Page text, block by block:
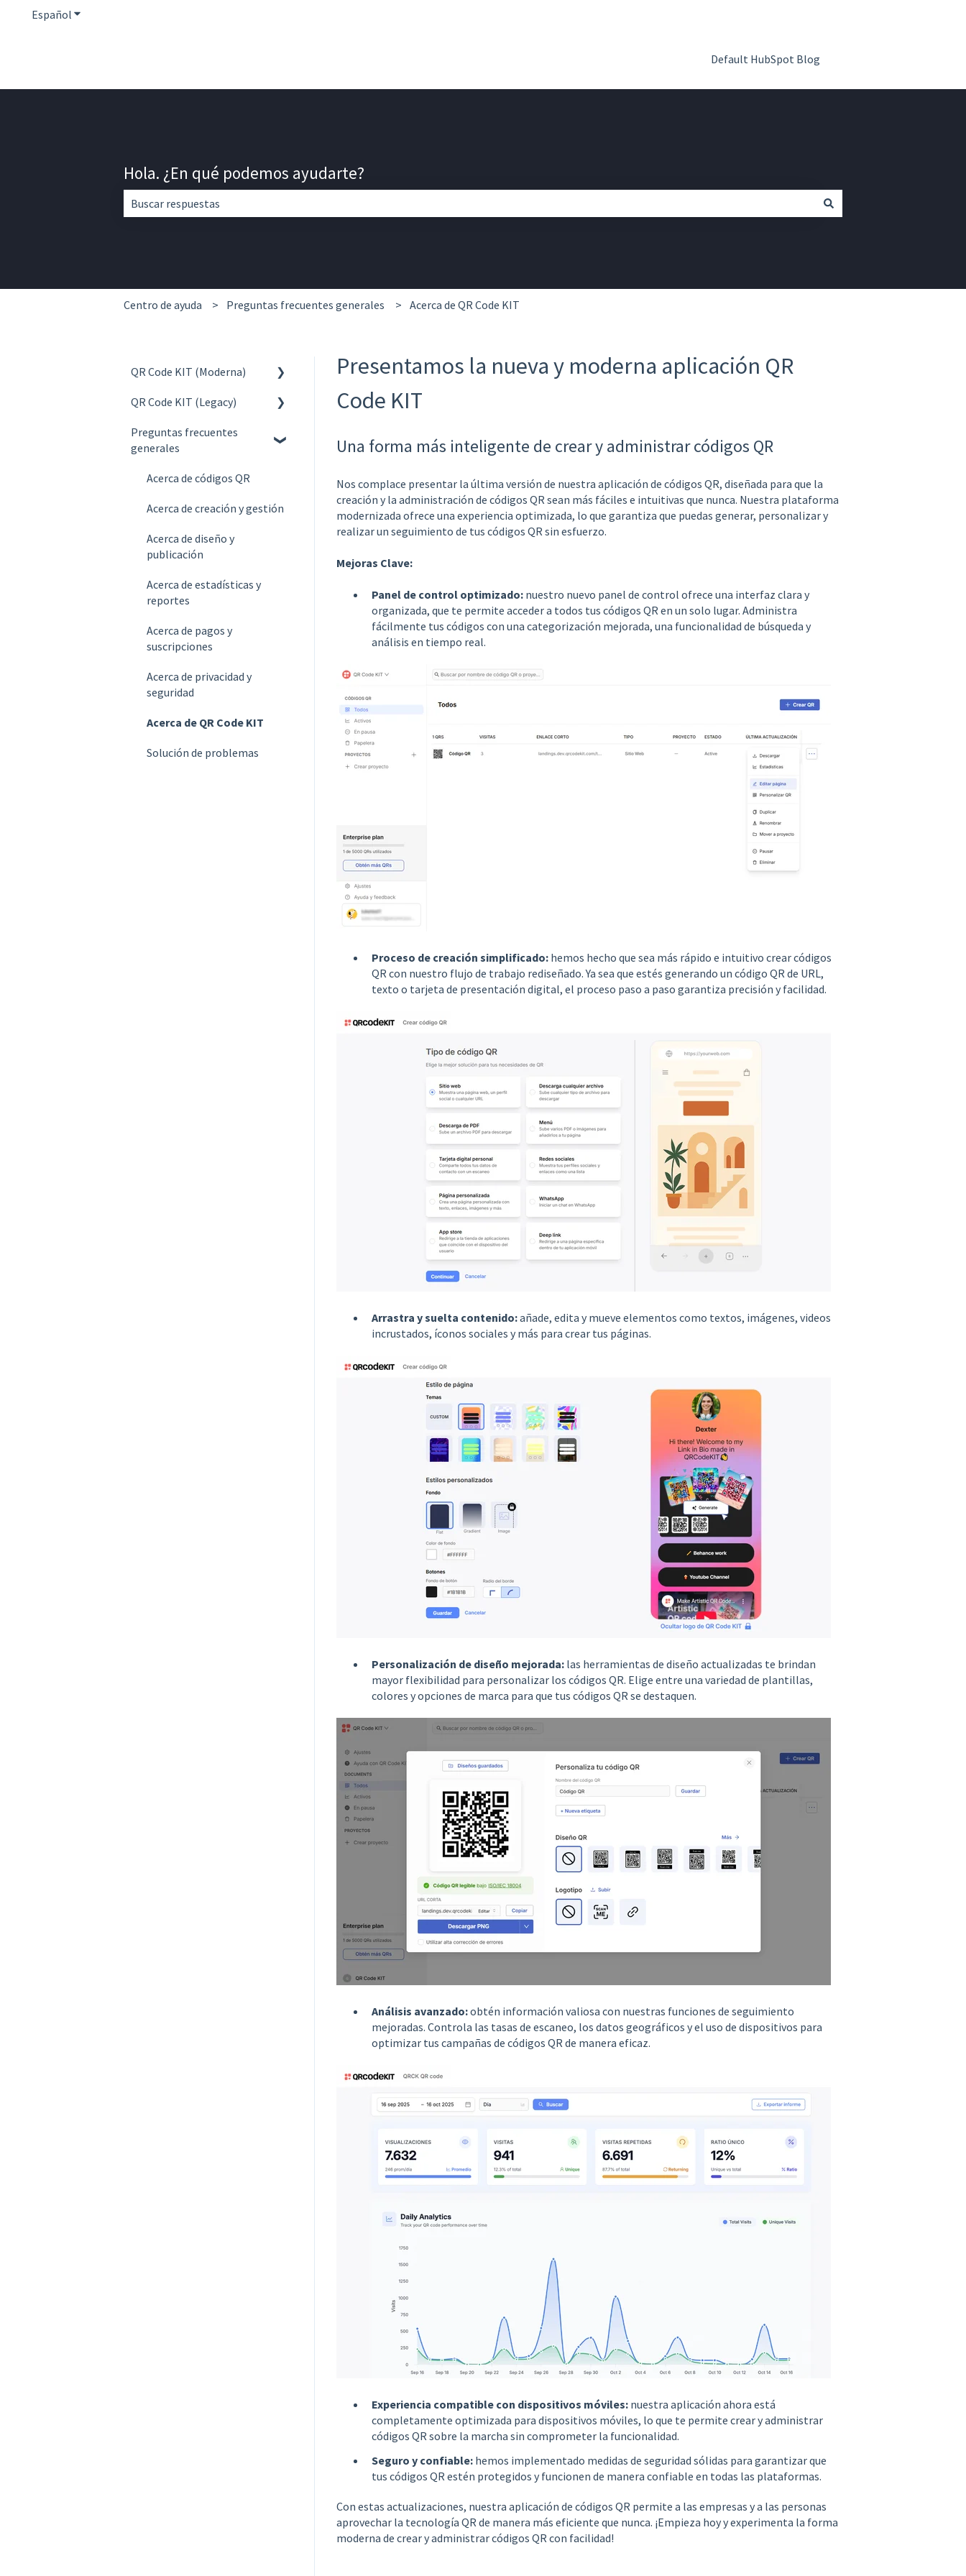
Español Traducciones de Mostrar submenú de
Default HubSpot Blog
Hola. ¿En qué podemos ayudarte?
Centro de ayuda Preguntas frecuentes generales Acerca de QR Code KIT
Presentamos la nueva y moderna aplicación QR
Code KIT
Una forma más inteligente de crear y administrar códigos QR
Nos complace presentar la última versión de nuestra aplicación de códigos QR, diseñada para que la
creación y la administración de códigos QR sean más fáciles e intuitivas que nunca. Nuestra plataforma
modernizada ofrece una experiencia optimizada, lo que garantiza que puedas generar, personalizar y
realizar un seguimiento de tus códigos QR sin esfuerzo.
Mejoras Clave:
Panel de control optimizado:nuestro nuevo panel de control ofrece una interfaz clara y
organizada, que te permite acceder a todos tus códigos QR en un solo lugar. Administra
fácilmente tus códigos con una categorización mejorada, una funcionalidad de búsqueda y
análisis en tiempo real.
Proceso de creación simplificado:hemos hecho que sea más rápido e intuitivo crear códigos
QR con nuestro flujo de trabajo rediseñado. Ya sea que estés generando un código QR de URL,
texto o tarjeta de presentación digital, el proceso paso a paso garantiza precisión y facilidad.
Arrastra y suelta contenido:añade, edita y mueve elementos como textos, imágenes, videos
incrustados, íconos sociales y más para crear tus páginas.
Personalización de diseño mejorada:las herramientas de diseño actualizadas te brindan
mayor flexibilidad para personalizar los códigos QR. Elige entre una variedad de plantillas,
colores y opciones de marca para que tus códigos QR se destaquen.
Análisis avanzado:obtén información valiosa con nuestras funciones de seguimiento
mejoradas. Controla las tasas de escaneo, los datos geográficos y el uso de dispositivos para
optimizar tus campañas de códigos QR de manera eficaz.
Experiencia compatible con dispositivos móviles:nuestra aplicación ahora está
completamente optimizada para dispositivos móviles, lo que te permite crear y administrar
códigos QR sobre la marcha sin comprometer la funcionalidad.
Seguro y confiable:hemos implementado medidas de seguridad sólidas para garantizar que
tus códigos QR estén protegidos y funcionen de manera confiable en todas las plataformas.
Con estas actualizaciones, nuestra aplicación de códigos QR permite a las empresas y a las personas
aprovechar la tecnología QR de manera más eficiente que nunca. ¡Empieza hoy y experimenta la forma
moderna de crear y administrar códigos QR con facilidad!
QR Code KIT (Moderna)
Crear
Gestionar
Facturación
Planes
QR Code KIT (Legacy)
Crear
Cuenta
Facturación
Preguntas frecuentes
Preguntas frecuentes
generales
Acerca de códigos QR
Acerca de creación y gestión
Acerca de diseño y
publicación
Acerca de estadísticas y
reportes
Acerca de pagos y
suscripciones
Acerca de privacidad y
seguridad
Acerca de QR Code KIT
Solución de problemas